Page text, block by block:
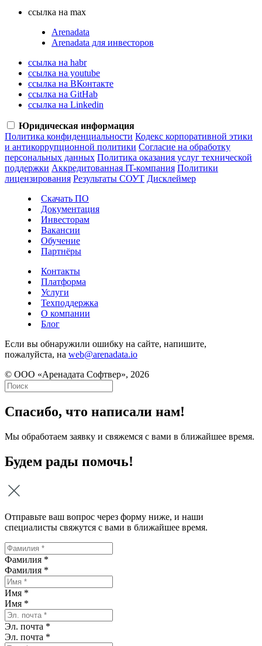
ссылка на max
Arenadata
Arenadata для инвесторов
ссылка на habr
ссылка на youtube
ссылка на ВКонтакте
ссылка на GitHab
ссылка на Linkedin
Юридическая информация
Политика конфиденциальности Кодекс корпоративной этики
и антикоррупционной политики Согласие на обработку
персональных данных Политика оказания услуг технической
поддержки Аккредитованная IT-компания Политики
лицензирования Результаты СОУТ Дисклеймер
Скачать ПО
Документация
Инвесторам
Вакансии
Обучение
Партнёры
Контакты
Платформа
Услуги
Техподдержка
О компании
Блог
Если вы обнаружили ошибку на сайте, напишите,
пожалуйста, на web@arenadata.io
© ООО «Аренадата Софтвер», 2026
Спасибо, что написали нам!
Мы обработаем заявку и свяжемся с вами в ближайшее время.
Будем рады помочь!
Отправьте ваш вопрос через форму ниже, и наши
специалисты свяжутся с вами в ближайшее время.
Фамилия *
Фамилия *
Имя *
Имя *
Эл. почта *
Эл. почта *